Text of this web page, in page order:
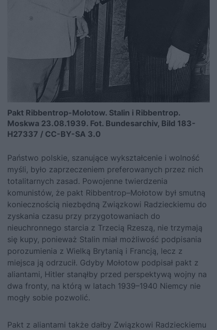
Pakt Ribbentrop-Mołotow. Stalin i Ribbentrop.
Moskwa 23.08.1939. Fot. Bundesarchiv, Bild 183-
H27337 / CC-BY-SA 3.0
Państwo polskie, szanujące wykształcenie i wolność
myśli, było zaprzeczeniem preferowanych przez nich
totalitarnych zasad. Powojenne twierdzenia
komunistów, że pakt Ribbentrop–Mołotow był smutną
koniecznością niezbędną Związkowi Radzieckiemu do
zyskania czasu przy przygotowaniach do
nieuchronnego starcia z Trzecią Rzeszą, nie trzymają
się kupy, ponieważ Stalin miał możliwość podpisania
porozumienia z Wielką Brytanią i Francją, lecz z
miejsca ją odrzucił. Gdyby Mołotow podpisał pakt z
aliantami, Hitler stanąłby przed perspektywą wojny na
dwa fronty, na którą w latach 1939–1940 Niemcy nie
mogły sobie pozwolić.
Pakt z aliantami także dałby Związkowi Radzieckiemu